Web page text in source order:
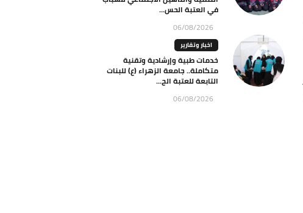
في العتبة الحس...
06/08/2026
اخبار وتقارير
خدمات طبية وإرشادية وتقنية
متكاملة.. جامعة الزهراء (ع) للبنات
التابعة للعتبة الح...
06/08/2026